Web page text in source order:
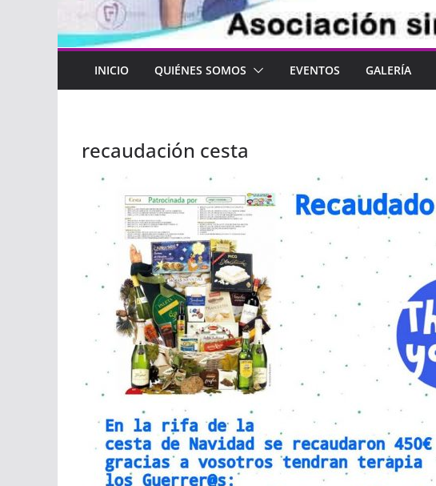
INICIO QUIÉNES SOMOS EVENTOS GALERÍA
recaudación cesta